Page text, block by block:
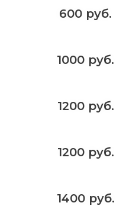
600 руб.
1000 руб.
1200 руб.
1200 руб.
1400 руб.